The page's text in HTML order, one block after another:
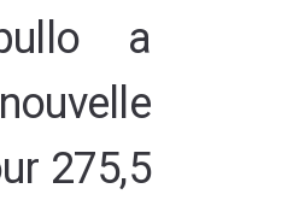
a
275,5